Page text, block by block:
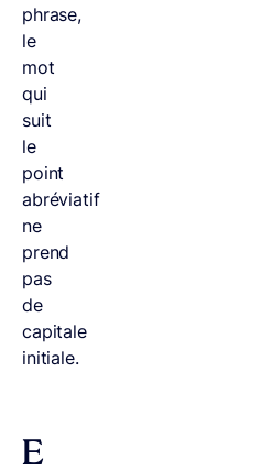
phrase,
le
mot
qui
suit
le
point
abréviatif
ne
prend
pas
de
capitale
initiale.
E